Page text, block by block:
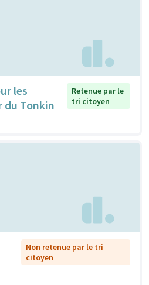
les
du Tonkin
Retenue par le
tri citoyen
Non retenue par le tri
citoyen